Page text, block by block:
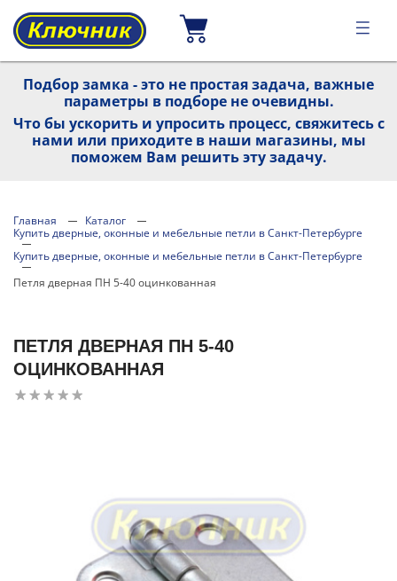
Подбор замка - это не простая задача, важные
параметры в подборе не очевидны.
Что бы ускорить и упросить процесс, свяжитесь с
нами или приходите в наши магазины, мы
поможем Вам решить эту задачу.
Главная
Каталог
Купить дверные, оконные и мебельные петли в Санкт-Петербурге
Купить дверные, оконные и мебельные петли в Санкт-Петербурге
Петля дверная ПН 5-40 оцинкованная
ПЕТЛЯ ДВЕРНАЯ ПН 5-40
ОЦИНКОВАННАЯ